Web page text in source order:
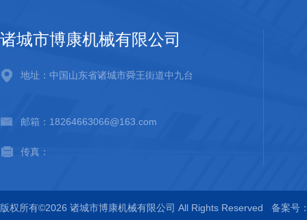
诸城市博康机械有限公司
地址：中国山东省诸城市舜王街道中九台
邮箱：18264663066@163.com
传真：
版权所有©2026 诸城市博康机械有限公司 All Rights Reserved 备案号